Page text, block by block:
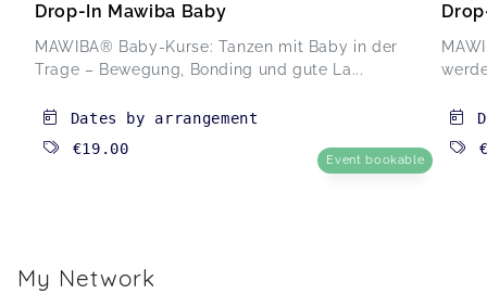
Drop-In Mawiba Baby
MAWIBA® Baby-Kurse: Tanzen mit Baby in der
Trage – Bewegung, Bonding und gute La...
Dates by arrangement
€19.00
Event bookable
My Network